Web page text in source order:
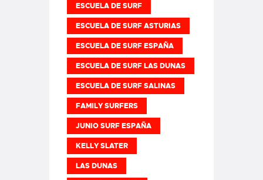
ESCUELA DE SURF
ESCUELA DE SURF ASTURIAS
ESCUELA DE SURF ESPAÑA
ESCUELA DE SURF LAS DUNAS
ESCUELA DE SURF SALINAS
FAMILY SURFERS
JUNIO SURF ESPAÑA
KELLY SLATER
LAS DUNAS